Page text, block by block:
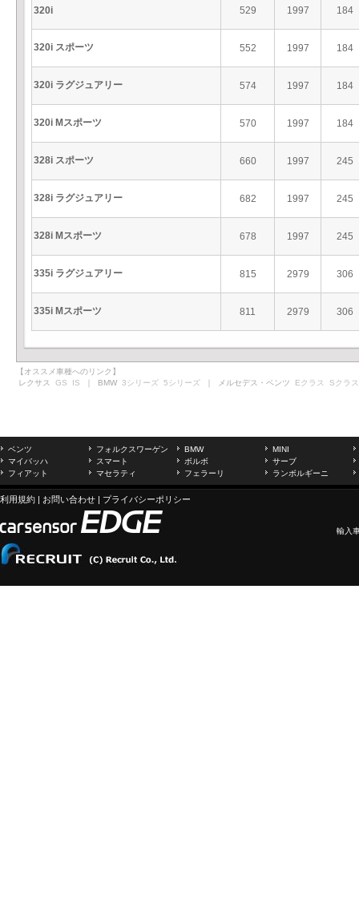
320i 529 1997 184
320i スポーツ 552 1997 184
320i ラグジュアリー 574 1997 184
320i Mスポーツ 570 1997 184
328i スポーツ 660 1997 245
328i ラグジュアリー 682 1997 245
328i Mスポーツ 678 1997 245
335i ラグジュアリー 815 2979 306
335i Mスポーツ 811 2979 306
【オススメ車種へのリンク】
レクサス GS IS ｜ BMW 3シリーズ 5シリーズ ｜ メルセデス・ベンツ Eクラス Sクラス
ベンツ フォルクスワーゲン BMW
MINI
マイバッハ
スマート ボルボ
サーブ
フィアット
マセラティ フェラーリ ランボルギーニ
利用規約 | お問い合わせ | プライバシーポリシー
輸入